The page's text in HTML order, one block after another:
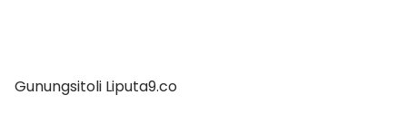
Gunungsitoli Liputa9.co